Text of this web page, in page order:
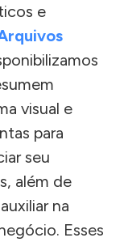
e
visual e
para
seu
além de
na
Esses